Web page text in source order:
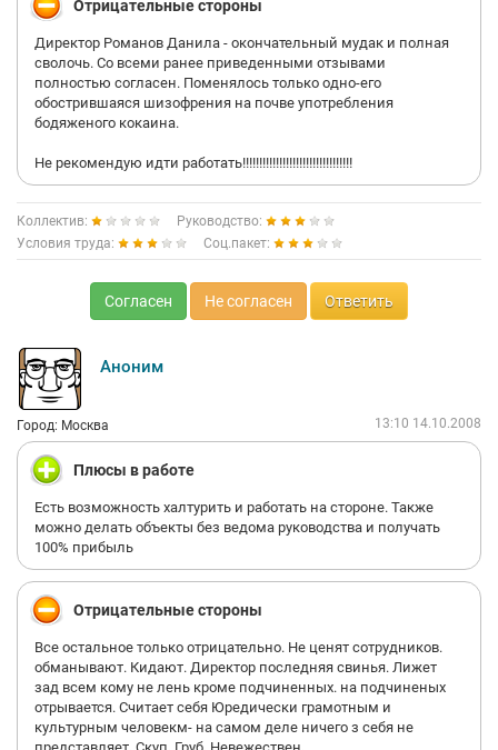
Отрицательные стороны
Директор Романов Данила - окончательный мудак и полная
сволочь. Со всеми ранее приведенными отзывами
полностью согласен. Поменялось только одно-его
обострившаяся шизофрения на почве употребления
бодяженого кокаина.
Не рекомендую идти работать!!!!!!!!!!!!!!!!!!!!!!!!!!!!!!!!!
Коллектив:
Руководство:
Условия труда:
Соц.пакет:
Согласен Не согласен Ответить
Аноним
Город: Москва 13:10 14.10.2008
Плюсы в работе
Есть возможность халтурить и работать на стороне. Также
можно делать объекты без ведома руководства и получать
100% прибыль
Отрицательные стороны
Все остальное только отрицательно. Не ценят сотрудников.
обманывают. Кидают. Директор последняя свинья. Лижет
зад всем кому не лень кроме подчиненных. на подчиненых
отрывается. Считает себя Юредически грамотным и
культурным человекм- на самом деле ничего з себя не